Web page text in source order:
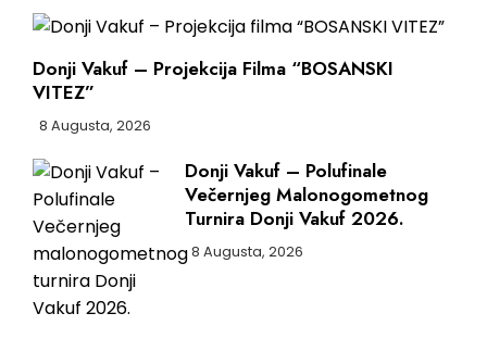
Donji Vakuf – Projekcija Filma “BOSANSKI
VITEZ”
8 Augusta, 2026
Donji Vakuf – Polufinale
Večernjeg Malonogometnog
Turnira Donji Vakuf 2026.
8 Augusta, 2026